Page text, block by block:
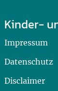
Kinder-
Impressum
Datenschutz
Disclaimer